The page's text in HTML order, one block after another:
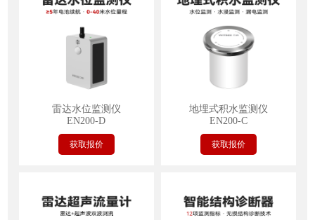
雷达水位监测仪
EN200-D
获取报价
地埋式积水监测仪
EN200-C
获取报价